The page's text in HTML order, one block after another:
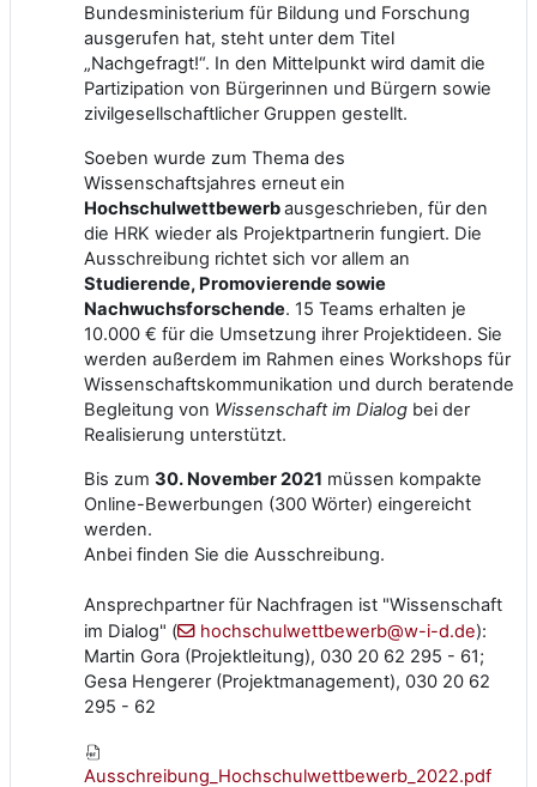
Bundesministerium für Bildung und Forschung
ausgerufen hat, steht unter dem Titel
„Nachgefragt!“. In den Mittelpunkt wird damit die
Partizipation von Bürgerinnen und Bürgern sowie
zivilgesellschaftlicher Gruppen gestellt.
Soeben wurde zum Thema des
Wissenschaftsjahres erneutein
Hochschulwettbewerbausgeschrieben, für den
die HRK wieder als Projektpartnerin fungiert. Die
Ausschreibung richtet sich vor allem an
Studierende, Promovierende sowie
Nachwuchsforschende. 15 Teams erhalten je
10.000 € für die Umsetzung ihrer Projektideen. Sie
werden außerdem im Rahmen eines Workshops für
Wissenschaftskommunikation und durch beratende
Begleitung von Wissenschaft im Dialog bei der
Realisierung unterstützt.
Bis zum 30. November 2021 müssen kompakte
Online-Bewerbungen (300 Wörter) eingereicht
werden.
Anbei finden Sie die Ausschreibung.
Ansprechpartner für Nachfragen ist "Wissenschaft
im Dialog" (
hochschulwettbewerb@w-i-d.de):
Martin Gora (Projektleitung), 030 20 62 295 - 61;
Gesa Hengerer (Projektmanagement), 030 20 62
295 - 62
Ausschreibung_Hochschulwettbewerb_2022.pdf